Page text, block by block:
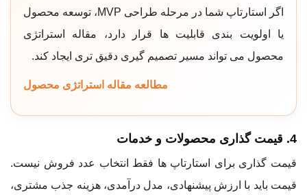
اگر استارتاپ شما در مرحله طراحی MVP، توسعه محصول
یا اولویت بندی قابلیت ها قرار دارد، مقاله استراتژی
محصول می تواند مسیر تصمیم گیری دقیق تری ایجاد کند.
مطالعه مقاله استراتژی محصول
4. قیمت گذاری محصولات و خدمات
قیمت گذاری برای استارتاپ ها فقط انتخاب عدد فروش نیست.
قیمت باید با ارزش پیشنهادی، مدل درآمدی، هزینه جذب مشتری،